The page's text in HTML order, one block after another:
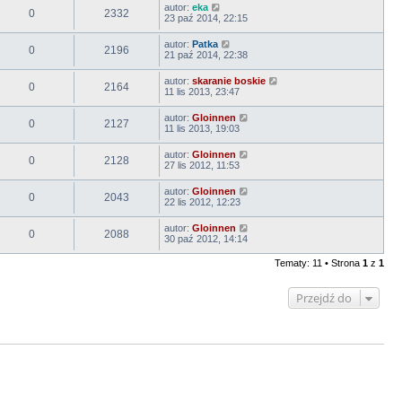
0 2332 autor: eka
23 paź 2014, 22:15
0 2196 autor: Patka
21 paź 2014, 22:38
0 2164 autor: skaranie boskie
11 lis 2013, 23:47
0 2127 autor: Gloinnen
11 lis 2013, 19:03
0 2128 autor: Gloinnen
27 lis 2012, 11:53
0 2043 autor: Gloinnen
22 lis 2012, 12:23
0 2088 autor: Gloinnen
30 paź 2012, 14:14
Tematy: 11 • Strona 1 z 1
Przejdź do